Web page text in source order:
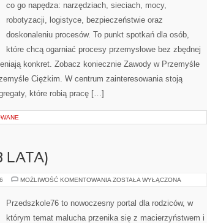
co go napędza: narzędziach, sieciach, mocy,
robotyzacji, logistyce, bezpieczeństwie oraz
doskonaleniu procesów. To punkt spotkań dla osób,
które chcą ogarniać procesy przemysłowe bez zbędnej
konkret. Zobacz koniecznie Zawody w Przemyśle
Ciężkim. W centrum zainteresowania stoją
które robią pracę […]
LATA)
MOŻLIWOŚĆ KOMENTOWANIA MAŁE
LATA)
ZOSTAŁA WYŁĄCZONA
Przedszkole76 to nowoczesny portal dla rodziców, w
którym temat malucha przenika się z macierzyństwem i